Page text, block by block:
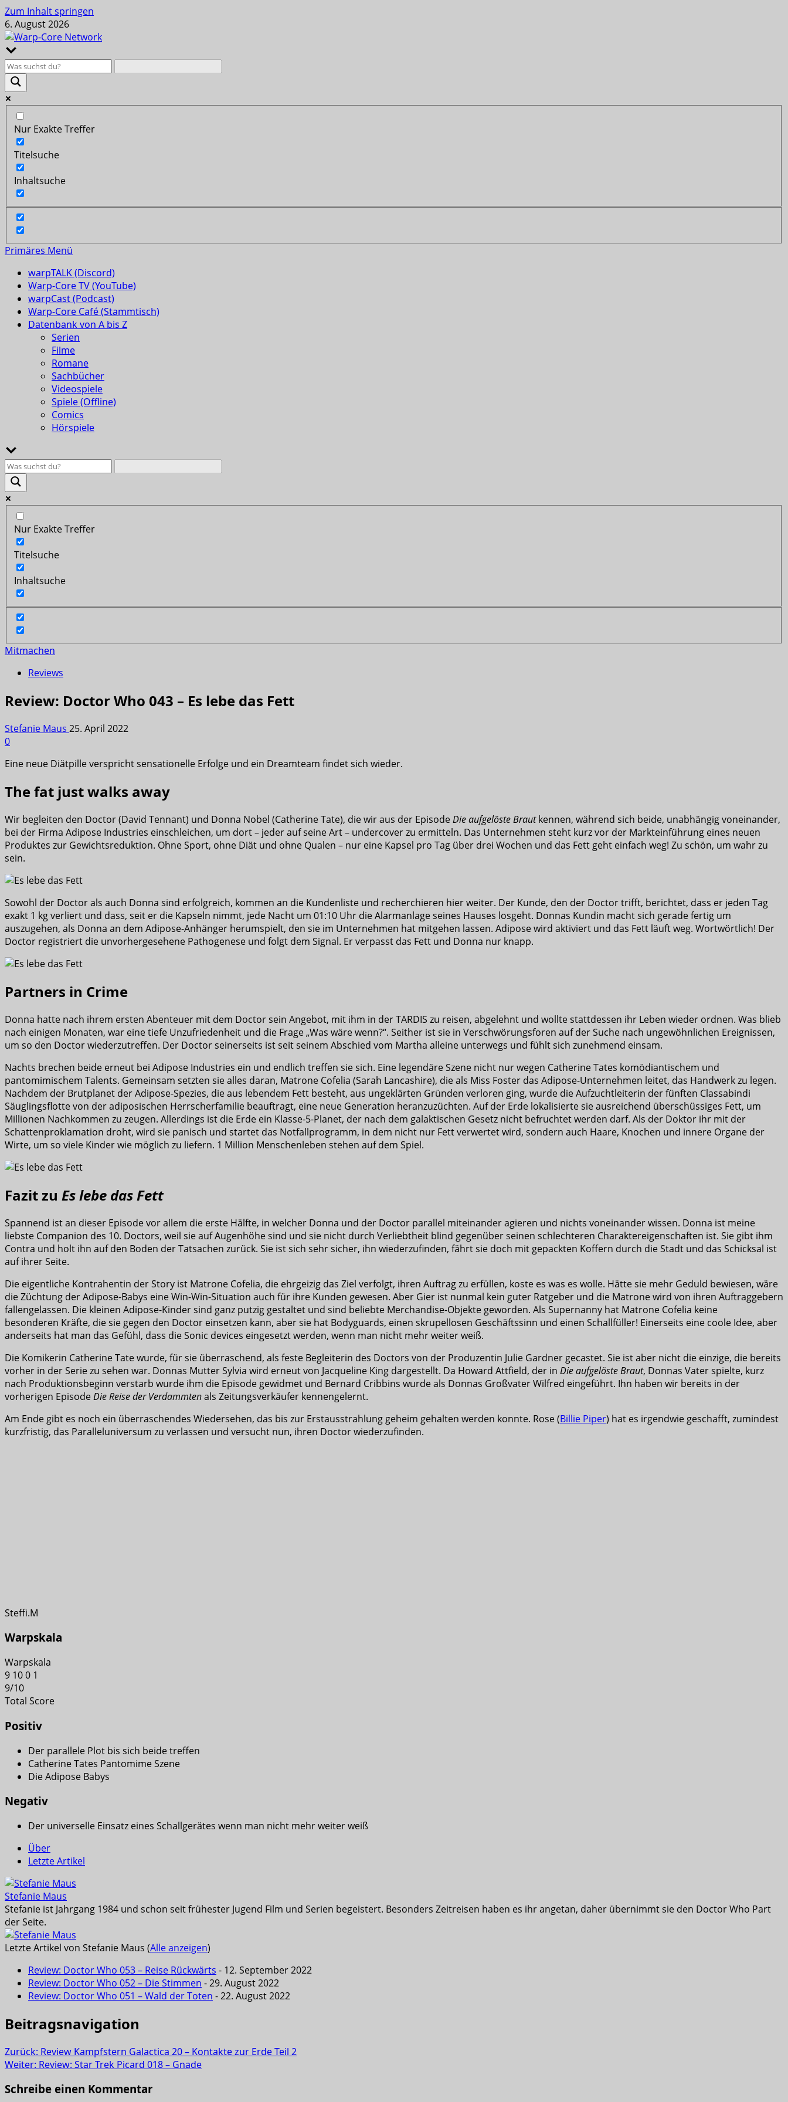
Zum Inhalt springen
6. August 2026
Nur Exakte Treffer
Titelsuche
Inhaltsuche
Primäres Menü
warpTALK (Discord)
Warp-Core TV (YouTube)
warpCast (Podcast)
Warp-Core Café (Stammtisch)
Datenbank von A bis Z
Serien
Filme
Romane
Sachbücher
Videospiele
Spiele (Offline)
Comics
Hörspiele
Nur Exakte Treffer
Titelsuche
Inhaltsuche
Mitmachen
Reviews
Review: Doctor Who 043 – Es lebe das Fett
Stefanie Maus 25. April 2022
0
Eine neue Diätpille verspricht sensationelle Erfolge und ein Dreamteam findet sich wieder.
The fat just walks away
Wir begleiten den Doctor (David Tennant) und Donna Nobel (Catherine Tate), die wir aus der EpisodeDie aufgelöste Brautkennen, während sich beide, unabhängig voneinander,
bei der Firma Adipose Industries einschleichen, um dort – jeder auf seine Art – undercover zu ermitteln. Das Unternehmen steht kurz vor der Markteinführung eines neuen
Produktes zur Gewichtsreduktion. Ohne Sport, ohne Diät und ohne Qualen – nur eine Kapsel pro Tag über drei Wochen und das Fett geht einfach weg! Zu schön, um wahr zu
sein.
Sowohl der Doctor als auch Donna sind erfolgreich, kommen an die Kundenliste und recherchieren hier weiter. Der Kunde, den der Doctor trifft, berichtet, dass er jeden Tag
exakt 1 kg verliert und dass, seit er die Kapseln nimmt, jede Nacht um 01:10 Uhr die Alarmanlage seines Hauses losgeht. Donnas Kundin macht sich gerade fertig um
auszugehen, als Donna an dem Adipose-Anhänger herumspielt, den sie im Unternehmen hat mitgehen lassen. Adipose wird aktiviert und das Fett läuft weg. Wortwörtlich! Der
Doctor registriert die unvorhergesehene Pathogenese und folgt dem Signal. Er verpasst das Fett und Donna nur knapp.
Partners in Crime
Donna hatte nach ihrem ersten Abenteuer mit dem Doctor sein Angebot, mit ihm in der TARDIS zu reisen, abgelehnt und wollte stattdessen ihr Leben wieder ordnen. Was blieb
nach einigen Monaten, war eine tiefe Unzufriedenheit und die Frage „Was wäre wenn?“. Seither ist sie in Verschwörungsforen auf der Suche nach ungewöhnlichen Ereignissen,
um so den Doctor wiederzutreffen. Der Doctor seinerseits ist seit seinem Abschied vom Martha alleine unterwegs und fühlt sich zunehmend einsam.
Nachts brechen beide erneut bei Adipose Industries ein und endlich treffen sie sich. Eine legendäre Szene nicht nur wegen Catherine Tates komödiantischem und
pantomimischem Talents. Gemeinsam setzten sie alles daran, Matrone Cofelia (Sarah Lancashire), die als Miss Foster das Adipose-Unternehmen leitet, das Handwerk zu legen.
Nachdem der Brutplanet der Adipose-Spezies, die aus lebendem Fett besteht, aus ungeklärten Gründen verloren ging, wurde die Aufzuchtleiterin der fünften Classabindi
Säuglingsflotte von der adiposischen Herrscherfamilie beauftragt, eine neue Generation heranzuzüchten. Auf der Erde lokalisierte sie ausreichend überschüssiges Fett, um
Millionen Nachkommen zu zeugen. Allerdings ist die Erde ein Klasse-5-Planet, der nach dem galaktischen Gesetz nicht befruchtet werden darf. Als der Doktor ihr mit der
Schattenproklamation droht, wird sie panisch und startet das Notfallprogramm, in dem nicht nur Fett verwertet wird, sondern auch Haare, Knochen und innere Organe der
Wirte, um so viele Kinder wie möglich zu liefern. 1 Million Menschenleben stehen auf dem Spiel.
Fazit zu Es lebe das Fett
Spannend ist an dieser Episode vor allem die erste Hälfte, in welcher Donna und der Doctor parallel miteinander agieren und nichts voneinander wissen. Donna ist meine
liebste Companion des 10. Doctors, weil sie auf Augenhöhe sind und sie nicht durch Verliebtheit blind gegenüber seinen schlechteren Charaktereigenschaften ist. Sie gibt ihm
Contra und holt ihn auf den Boden der Tatsachen zurück. Sie ist sich sehr sicher, ihn wiederzufinden, fährt sie doch mit gepackten Koffern durch die Stadt und das Schicksal ist
auf ihrer Seite.
Die eigentliche Kontrahentin der Story ist Matrone Cofelia, die ehrgeizig das Ziel verfolgt, ihren Auftrag zu erfüllen, koste es was es wolle. Hätte sie mehr Geduld bewiesen, wäre
die Züchtung der Adipose-Babys eine Win-Win-Situation auch für ihre Kunden gewesen. Aber Gier ist nunmal kein guter Ratgeber und die Matrone wird von ihren Auftraggebern
fallengelassen. Die kleinen Adipose-Kinder sind ganz putzig gestaltet und sind beliebte Merchandise-Objekte geworden. Als Supernanny hat Matrone Cofelia keine
besonderen Kräfte, die sie gegen den Doctor einsetzen kann, aber sie hat Bodyguards, einen skrupellosen Geschäftssinn und einen Schallfüller! Einerseits eine coole Idee, aber
anderseits hat man das Gefühl, dass die Sonic devices eingesetzt werden, wenn man nicht mehr weiter weiß.
Die Komikerin Catherine Tate wurde, für sie überraschend, als feste Begleiterin des Doctors von der Produzentin Julie Gardner gecastet. Sie ist aber nicht die einzige, die bereits
vorher in der Serie zu sehen war. Donnas Mutter Sylvia wird erneut von Jacqueline King dargestellt. Da Howard Attfield, der in Die aufgelöste Braut, Donnas Vater spielte, kurz
nach Produktionsbeginn verstarb wurde ihm die Episode gewidmet und Bernard Cribbins wurde als Donnas Großvater Wilfred eingeführt. Ihn haben wir bereits in der
vorherigen EpisodeDie Reise der Verdammtenals Zeitungsverkäufer kennengelernt.
Am Ende gibt es noch ein überraschendes Wiedersehen, das bis zur Erstausstrahlung geheim gehalten werden konnte. Rose (Billie Piper) hat es irgendwie geschafft, zumindest
kurzfristig, das Paralleluniversum zu verlassen und versucht nun, ihren Doctor wiederzufinden.
Steffi.M
Warpskala
Warpskala
9 100 1
9/10
Total Score
Positiv
Der parallele Plot bis sich beide treffen
Catherine Tates Pantomime Szene
Die Adipose Babys
Negativ
Der universelle Einsatz eines Schallgerätes wenn man nicht mehr weiter weiß
Über
Letzte Artikel
Stefanie Maus
Stefanie ist Jahrgang 1984 und schon seit frühester Jugend Film und Serien begeistert. Besonders Zeitreisen haben es ihr angetan, daher übernimmt sie den Doctor Who Part
der Seite.
Letzte Artikel von Stefanie Maus (Alle anzeigen)
Review: Doctor Who 053 – Reise Rückwärts - 12. September 2022
Review: Doctor Who 052 – Die Stimmen - 29. August 2022
Review: Doctor Who 051 – Wald der Toten - 22. August 2022
Beitragsnavigation
Zurück: Review Kampfstern Galactica 20 – Kontakte zur Erde Teil 2
Weiter: Review: Star Trek Picard 018 – Gnade
Schreibe einen Kommentar